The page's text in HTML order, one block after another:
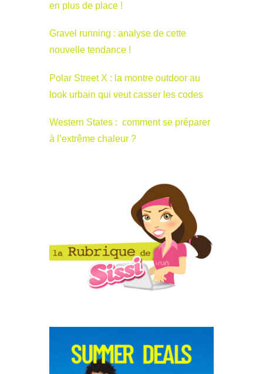
en plus de place !
Gravel running : analyse de cette
nouvelle tendance !
Polar Street X : la montre outdoor au
look urbain qui veut casser les codes
Western States : comment se préparer
à l’extrême chaleur ?